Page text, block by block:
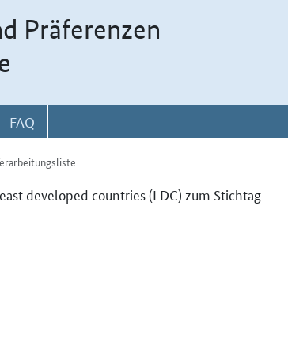
Präferenzen
FAQ
developed countries (LDC) zum Stichtag